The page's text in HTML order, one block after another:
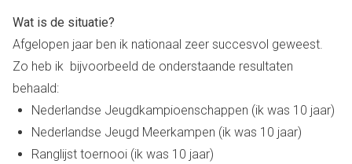
Wat is de situatie?
Afgelopen jaar ben ik nationaal zeer succesvol geweest.
Zo heb ik bijvoorbeeld de onderstaande resultaten
behaald:
Nederlandse Jeugdkampioenschappen (ik was 10 jaar)
Nederlandse Jeugd Meerkampen (ik was 10 jaar)
Ranglijst toernooi (ik was 10 jaar)